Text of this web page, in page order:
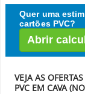
Quer uma
cartões PVC?
Abrir
VEJA AS
PVC EM CAVA